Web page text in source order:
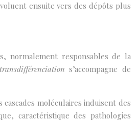
ensuite vers des dépôts plus
normalement responsables de la
transdifférenciations’accompagne de
moléculaires induisent des
caractéristique des pathologies